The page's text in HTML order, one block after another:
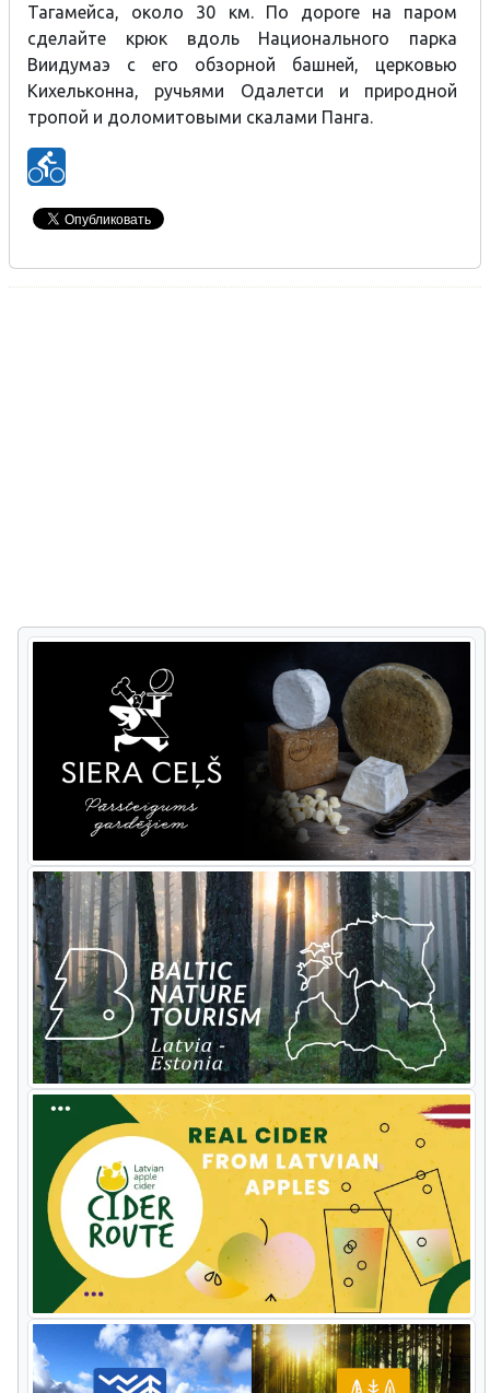
Тагамейса, около 30 км. По дороге на паром
сделайте крюк вдоль Национального парка
Виидумаэ с его обзорной башней, церковью
Кихельконна, ручьями Одалетси и природной
тропой и доломитовыми скалами Панга.